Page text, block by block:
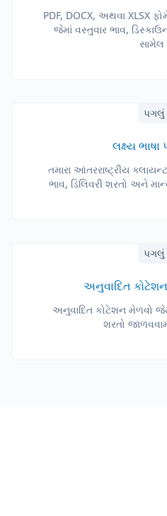
PDF, DOCX, અથવા XLSX
જેમાં વસ્તુવાર ભાવ,
સામેલ
પગલું
લક્ષ્ય ભાષા
તમારા આંતરરાષ્ટ્રીય
ભાવ, ડિલિવરી શરતો અને
પગલું
અનુવાદિત
અનુવાદિત કોટેશન મેળવો
શરતો